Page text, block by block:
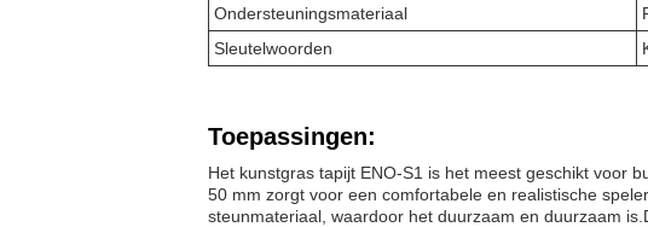
Ondersteuningsmateriaal
Sleutelwoorden
Toepassingen:
Het kunstgras tapijt ENO-S1 is het meest geschikt voor
50 mm zorgt voor een comfortabele en realistische
steunmateriaal, waardoor het duurzaam en duurzaam